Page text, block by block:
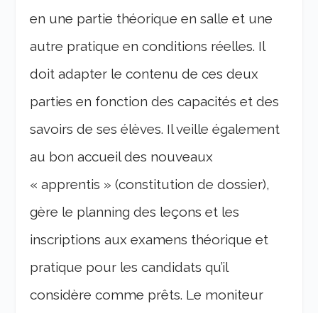
en une partie théorique en salle et une
autre pratique en conditions réelles. Il
doit adapter le contenu de ces deux
parties en fonction des capacités et des
savoirs de ses élèves. Il veille également
au bon accueil des nouveaux
« apprentis » (constitution de dossier),
gère le planning des leçons et les
inscriptions aux examens théorique et
pratique pour les candidats qu’il
considère comme prêts. Le moniteur